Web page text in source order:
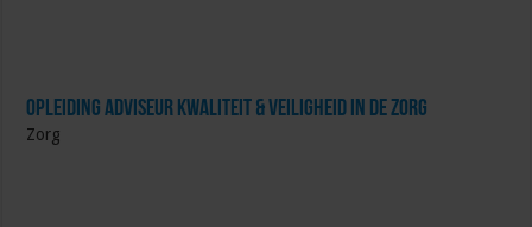
Opleiding Adviseur Kwaliteit & Veiligheid in de zorg
Zorg